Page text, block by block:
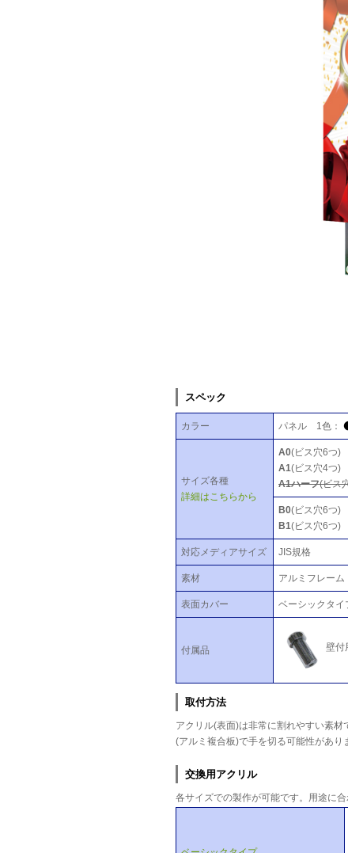
スペック
カラー パネル 1色：
サイズ各種
詳細はこちらから
A0(ビス穴6つ)
A1(ビス穴4つ)
A1ハーフ(ビス
B0(ビス穴6つ)
B1(ビス穴6つ)
対応メディアサイズ JIS規格
素材 アルミフレー
表面カバー ベーシックタイ
付属品 壁付
取付方法
アクリル(表面)は非常に割れやすい素
(アルミ複合板)で手を切る可能性があり
交換用アクリル
各サイズでの製作が可能です。用途に合